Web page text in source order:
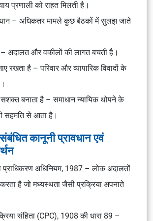
प्रणाली को राहत मिलती है।
– अधिकतर मामले कुछ बैठकों में सुलझ जाते
– अदालत और वकीलों की लागत बचती है।
रखता है – परिवार और व्यापारिक विवादों के
सशक्त बनाता है – समाधान न्यायिक थोपने के
सहमति से आता है।
कानूनी प्रावधान एवं
प्राधिकरण अधिनियम, 1987 – लोक अदालतों
है जो मध्यस्थता जैसी प्रक्रिया अपनाते
संहिता (CPC), 1908 की धारा 89 –